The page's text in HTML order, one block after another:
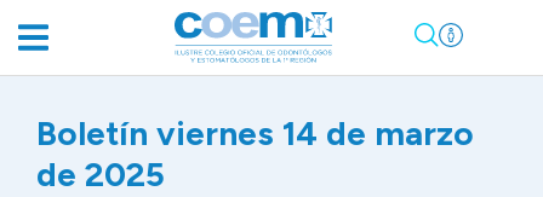
Boletín viernes 14 de marzo
de 2025